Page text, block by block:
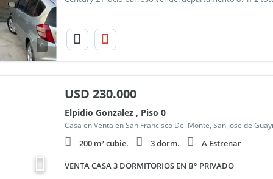
0
USD 230.000
Elpidio Gonzalez , Piso 0
Casa en Venta en San Francisco Del Monte, San Jose de
200 m² cubie. 3 dorm. A Estrenar
VENTA CASA 3 DORMITORIOS EN B° PRIVADO